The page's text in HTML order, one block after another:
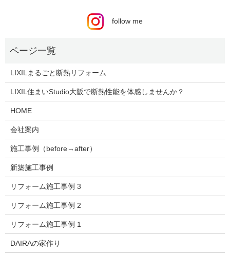
follow me
LIXILまるごと断熱リフォーム
LIXIL住まいStudio大阪で断熱性能を体感しませんか？
HOME
会社案内
施工事例（before→after）
新築施工事例
リフォーム施工事例 3
リフォーム施工事例 2
リフォーム施工事例 1
DAIRAの家作り